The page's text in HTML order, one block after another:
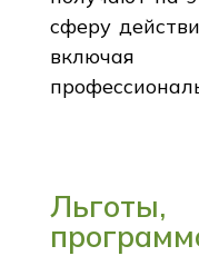
сферу
включая